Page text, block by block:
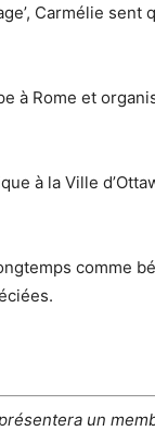
Carmélie sent
à Rome et
à la Ville
comme
un